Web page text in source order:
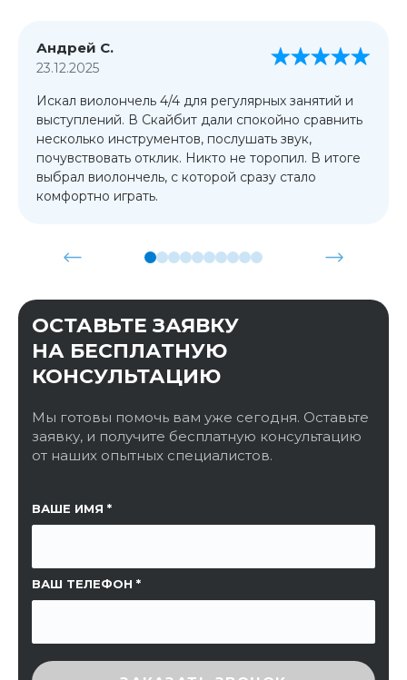
Андрей С.
23.12.2025
Искал виолончель 4/4 для регулярных занятий и
выступлений. В Скайбит дали спокойно сравнить
несколько инструментов, послушать звук,
почувствовать отклик. Никто не торопил. В итоге
выбрал виолончель, с которой сразу стало
комфортно играть.
ОСТАВЬТЕ ЗАЯВКУ
НА БЕСПЛАТНУЮ
КОНСУЛЬТАЦИЮ
Мы готовы помочь вам уже сегодня. Оставьте
заявку, и получите бесплатную консультацию
от наших опытных специалистов.
ВАШЕ ИМЯ
ВАШ ТЕЛЕФОН
ССЫЛКА НА СТРАНИЦУ
ВВЕДИТЕ ПРОВЕРОЧНЫЙ КОД